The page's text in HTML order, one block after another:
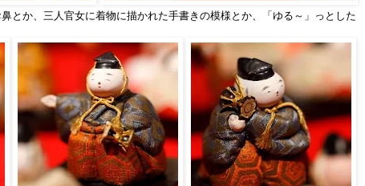
とか、三人官女に着物に描かれた手書きの模様とか、「ゆる～」っとした